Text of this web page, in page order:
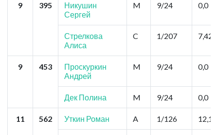
9 395
Никушин
Сергей
M 9/24 0,0
Стрелкова
Алиса
C 1/207 7,425
9 453
Проскуркин
Андрей
M 9/24 0,0
Дек Полина M 9/24 0,0
11 562 Уткин Роман A 1/126 12,15